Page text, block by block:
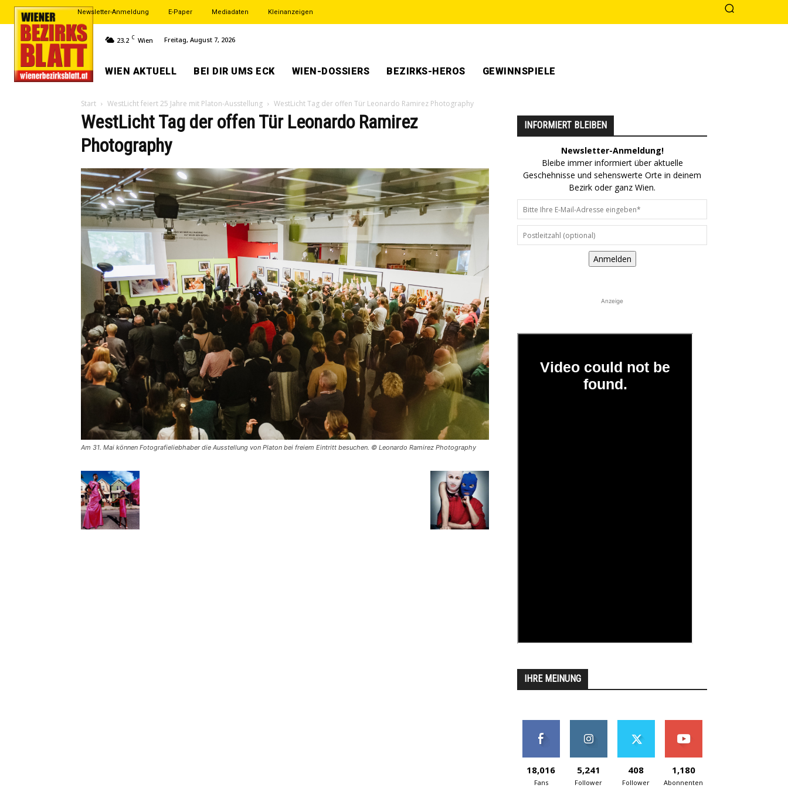
Newsletter-Anmeldung E-Paper Mediadaten Kleinanzeigen
23.2 C Wien Freitag, August 7, 2026
WIEN AKTUELL BEI DIR UMS ECK WIEN-DOSSIERS BEZIRKS-HEROS GEWINNSPIELE
Start WestLicht feiert 25 Jahre mit Platon-Ausstellung WestLicht Tag der offen Tür Leonardo Ramirez Photography
WestLicht Tag der offen Tür Leonardo Ramirez
Photography
Am 31. Mai können Fotografieliebhaber die Ausstellung von Platon bei freiem Eintritt besuchen. © Leonardo Ramirez Photography
INFORMIERT BLEIBEN
Newsletter-Anmeldung!
Bleibe immer informiert über aktuelle
Geschehnisse und sehenswerte Orte in deinem
Bezirk oder ganz Wien.
Anmelden
Anzeige
IHRE MEINUNG
18,016
Fans
5,241
Follower
408
Follower
1,180
Abonnenten